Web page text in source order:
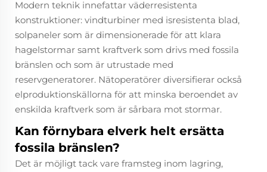
Modern teknik innefattar väderresistenta
konstruktioner: vindturbiner med isresistenta blad,
solpaneler som är dimensionerade för att klara
hagelstormar samt kraftverk som drivs med fossila
bränslen och som är utrustade med
reservgeneratorer. Nätoperatörer diversifierar också
elproduktionskällorna för att minska beroendet av
enskilda kraftverk som är sårbara mot stormar.​
Kan förnybara elverk helt ersätta
fossila bränslen?
Det är möjligt tack vare framsteg inom lagring,